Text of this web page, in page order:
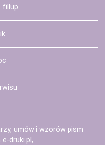
fillup
umów i wzorów pism
e-druki.pl ,